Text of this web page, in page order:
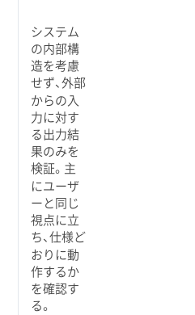
システム
の内部構
造を考慮
せず、外部
からの入
力に対す
る出力結
果のみを
検証。主
にユーザ
ーと同じ
視点に立
ち、仕様ど
おりに動
作するか
を確認す
る。